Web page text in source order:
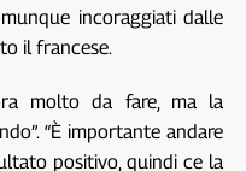
incoraggiati dalle
il francese.
molto da fare, ma la
“È importante andare
positivo, quindi ce la